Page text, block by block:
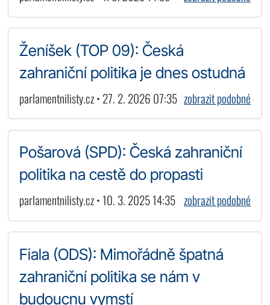
Ženíšek (TOP 09): Česká
zahraniční politika je dnes ostudná
parlamentnilisty.cz • 27. 2. 2026 07:35 zobrazit podobné
Pošarová (SPD): Česká zahraniční
politika na cestě do propasti
parlamentnilisty.cz • 10. 3. 2025 14:35 zobrazit podobné
Fiala (ODS): Mimořádně špatná
zahraniční politika se nám v
budoucnu vymstí